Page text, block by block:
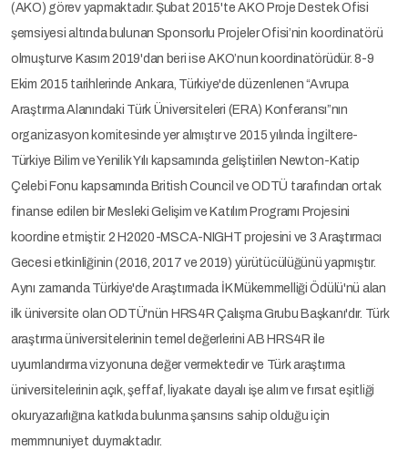
(AKO) görev yapmaktadır. Şubat 2015'te AKO Proje Destek Ofisi
şemsiyesi altında bulunan Sponsorlu Projeler Ofisi’nin koordinatörü
olmuşturve Kasım 2019'dan beri ise AKO’nun koordinatörüdür. 8-9
Ekim 2015 tarihlerinde Ankara, Türkiye'de düzenlenen “Avrupa
Araştırma Alanındaki Türk Üniversiteleri (ERA) Konferansı”nın
organizasyon komitesinde yer almıştır ve 2015 yılında İngiltere-
Türkiye Bilim ve Yenilik Yılı kapsamında geliştirilen Newton-Katip
Çelebi Fonu kapsamında British Council ve ODTÜ tarafından ortak
finanse edilen bir Mesleki Gelişim ve Katılım Programı Projesini
koordine etmiştir. 2 H2020-MSCA-NIGHT projesini ve 3 Araştırmacı
Gecesi etkinliğinin (2016, 2017 ve 2019) yürütücülüğünü yapmıştır.
Aynı zamanda Türkiye'de Araştırmada İK Mükemmelliği Ödülü'nü alan
ilk üniversite olan ODTÜ'nün HRS4R Çalışma Grubu Başkanı'dır. Türk
araştırma üniversitelerinin temel değerlerini AB HRS4R ile
uyumlandırma vizyonuna değer vermektedir ve Türk araştırma
üniversitelerinin açık, şeffaf, liyakate dayalı işe alım ve fırsat eşitliği
okuryazarlığına katkıda bulunma şansıns sahip olduğu için
memmnuniyet duymaktadır.